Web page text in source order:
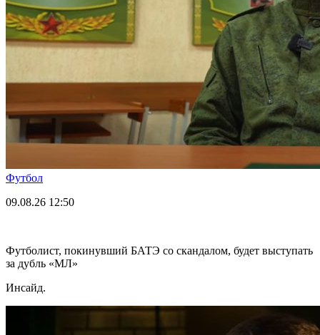
Футбол
09.08.26 12:50
Футболист, покинувший БАТЭ со скандалом, будет выступать
за дубль «МЛ»
Инсайд.